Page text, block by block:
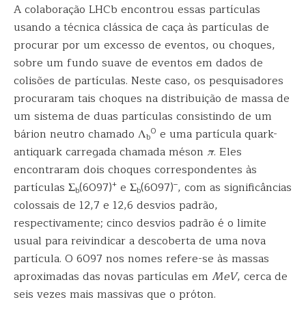
A colaboração LHCb encontrou essas partículas
usando a técnica clássica de caça às partículas de
procurar por um excesso de eventos, ou choques,
sobre um fundo suave de eventos em dados de
colisões de partículas. Neste caso, os pesquisadores
procuraram tais choques na distribuição de massa de
um sistema de duas partículas consistindo de um
bárion neutro chamado Λb0 e uma partícula quark-
antiquark carregada chamada méson π. Eles
encontraram dois choques correspondentes às
partículas Σb(6097)+ e Σb(6097)–, com as significâncias
colossais de 12,7 e 12,6 desvios padrão,
respectivamente; cinco desvios padrão é o limite
usual para reivindicar a descoberta de uma nova
partícula. O 6097 nos nomes refere-se às massas
aproximadas das novas partículas em MeV, cerca de
seis vezes mais massivas que o próton.